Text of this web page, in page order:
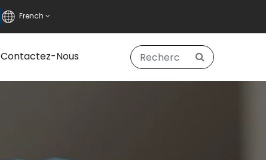
French
Contactez-Nous